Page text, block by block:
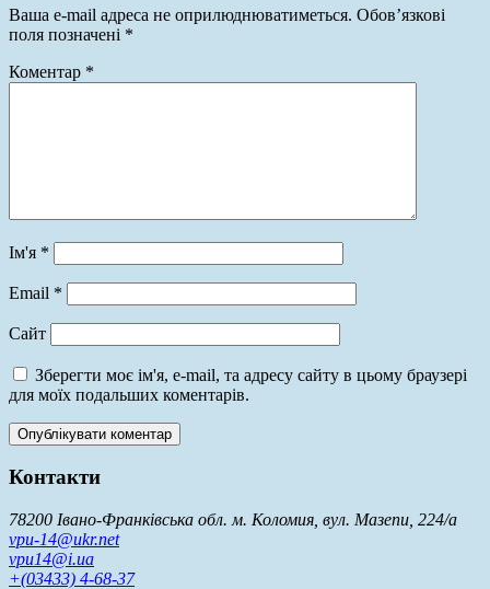
Ваша e-mail адреса не оприлюднюватиметься. Обов’язкові
поля позначені *
Коментар *
Ім'я *
Email *
Сайт
Зберегти моє ім'я, e-mail, та адресу сайту в цьому браузері
для моїх подальших коментарів.
Контакти
78200 Івано-Франківська обл. м. Коломия, вул. Мазепи, 224/а
vpu-14@ukr.net
vpu14@i.ua
+(03433) 4-68-37